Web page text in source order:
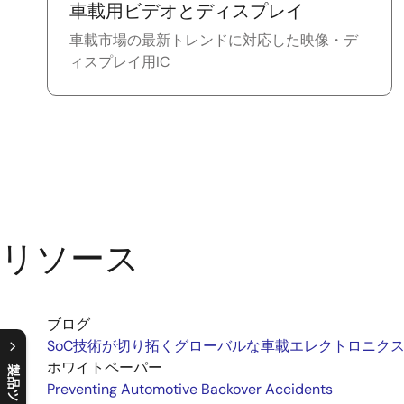
車載用ビデオとディスプレイ
車載市場の最新トレンドに対応した映像・デ
ィスプレイ用IC
リソース
ブログ
SoC技術が切り拓くグローバルな車載エレクトロニク
ホワイトペーパー
Preventing Automotive Backover Accidents